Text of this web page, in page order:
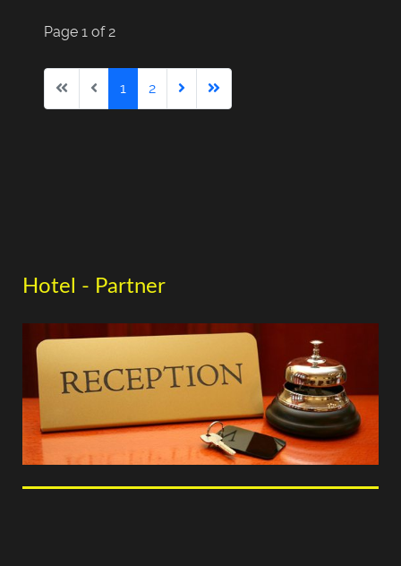
Page 1 of 2
1 2
Hotel - Partner